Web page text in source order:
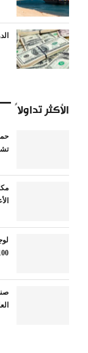
الأكثر تداولاً
100 قرض فقط للإعلان